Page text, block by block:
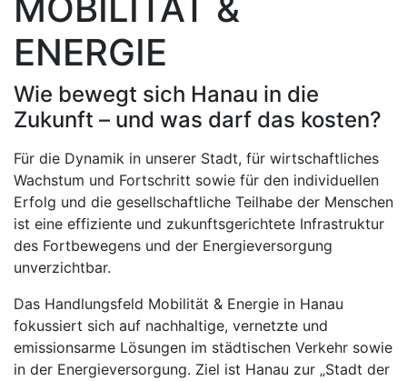
ENERGIE
Wie bewegt sich Hanau in die
Zukunft – und was darf das kosten?
Für die Dynamik in unserer Stadt, für wirtschaftliches
Wachstum und Fortschritt sowie für den individuellen
Erfolg und die gesellschaftliche Teilhabe der Menschen
ist eine effiziente und zukunftsgerichtete Infrastruktur
des Fortbewegens und der Energieversorgung
unverzichtbar.
Das Handlungsfeld Mobilität & Energie in Hanau
fokussiert sich auf nachhaltige, vernetzte und
emissionsarme Lösungen im städtischen Verkehr sowie
in der Energieversorgung. Ziel ist Hanau zur „Stadt der